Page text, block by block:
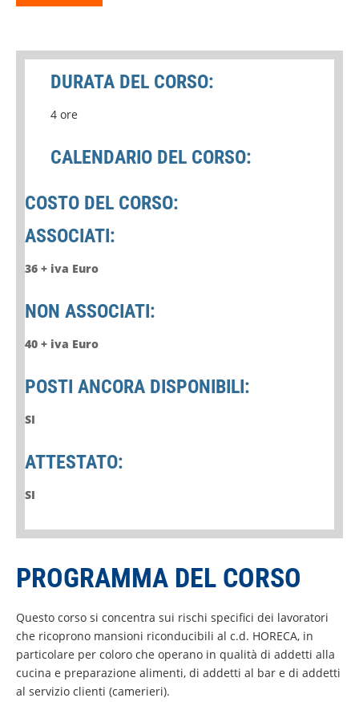
DURATA DEL CORSO:
4 ore
CALENDARIO DEL CORSO:
COSTO DEL CORSO:
ASSOCIATI:
36 + iva Euro
NON ASSOCIATI:
40 + iva Euro
POSTI ANCORA DISPONIBILI:
SI
ATTESTATO:
SI
PROGRAMMA DEL CORSO
Questo corso si concentra sui rischi specifici dei lavoratori
che ricoprono mansioni riconducibili al c.d. HORECA, in
particolare per coloro che operano in qualità di addetti alla
cucina e preparazione alimenti, di addetti al bar e di addetti
al servizio clienti (camerieri).